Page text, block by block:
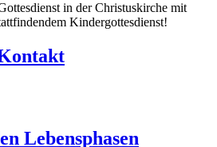
in der Christuskirche mit
Kindergottesdienst!
Lebensphasen